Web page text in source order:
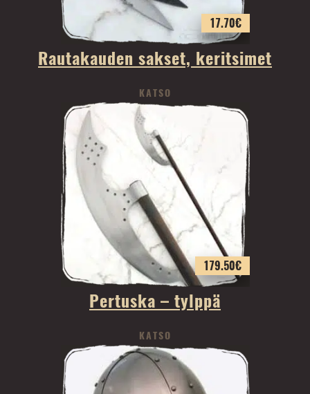
17.70€
Rautakauden sakset, keritsimet
KATSO
179.50€
Pertuska – tylppä
KATSO